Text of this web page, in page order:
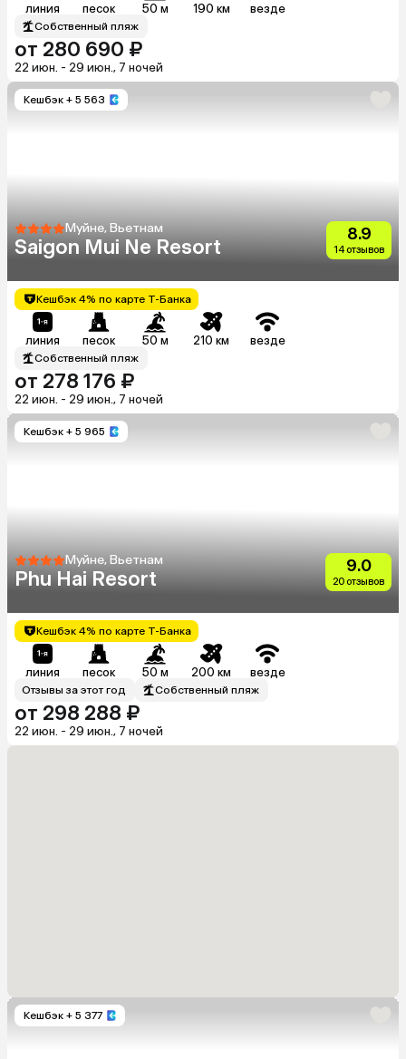
линия песок 50 м 190 км везде
Собственный пляж
от 280 690 ₽
22 июн. - 29 июн., 7 ночей
Кешбэк + 5 563
Муйне, Вьетнам
Saigon Mui Ne Resort
8.9
14 отзывов
Кешбэк 4% по карте Т-Банка
линия песок 50 м 210 км везде
Собственный пляж
от 278 176 ₽
22 июн. - 29 июн., 7 ночей
Кешбэк + 5 965
Муйне, Вьетнам
Phu Hai Resort
9.0
20 отзывов
Кешбэк 4% по карте Т-Банка
линия песок 50 м 200 км везде
Отзывы за этот год Собственный пляж
от 298 288 ₽
22 июн. - 29 июн., 7 ночей
Кешбэк + 5 377